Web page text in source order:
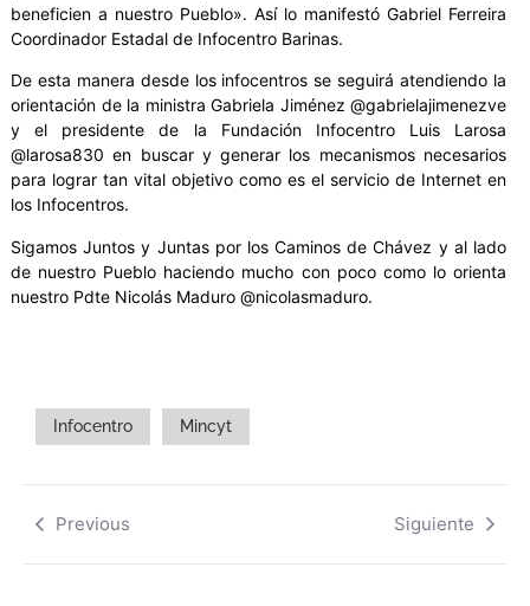
beneficien a nuestro Pueblo». Así lo manifestó Gabriel Ferreira
Coordinador Estadal de Infocentro Barinas.
De esta manera desde los infocentros se seguirá atendiendo la
orientación de la ministra Gabriela Jiménez @gabrielajimenezve
y el presidente de la Fundación Infocentro Luis Larosa
@larosa830 en buscar y generar los mecanismos necesarios
para lograr tan vital objetivo como es el servicio de Internet en
los Infocentros.
Sigamos Juntos y Juntas por los Caminos de Chávez y al lado
de nuestro Pueblo haciendo mucho con poco como lo orienta
nuestro Pdte Nicolás Maduro @nicolasmaduro.
Infocentro Mincyt
Previous Siguiente